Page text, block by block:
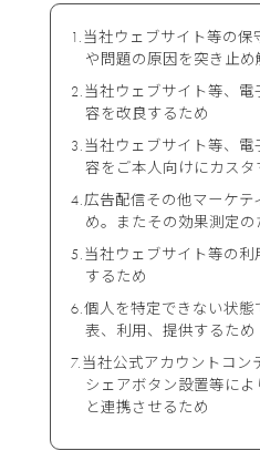
当社ウェブサイト等の
や問題の原因を突き止め
当社ウェブサイト等、
容を改良するため
当社ウェブサイト等、
容をご本人向けにカスタ
広告配信その他マーケテ
め。またその効果測定の
当社ウェブサイト等の
するため
個人を特定できない状
表、利用、提供するため
当社公式アカウントコン
シェアボタン設置等に
と連携させるため